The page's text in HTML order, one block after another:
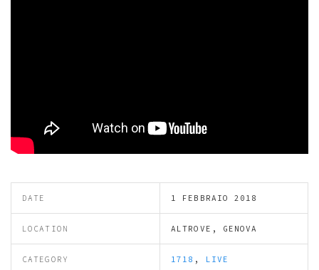
DATE 1 FEBBRAIO 2018
LOCATION ALTROVE, GENOVA
CATEGORY 1718 , LIVE